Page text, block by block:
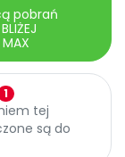
pobrań
1
tej
są do